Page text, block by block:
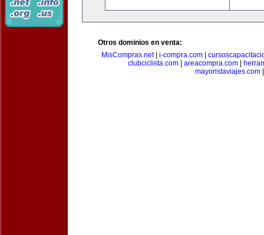
Otros dominios en venta:
MisCompras.net| i-compra.com|
clubciclista.com
areacompra.com
mayoristaviajes.com|